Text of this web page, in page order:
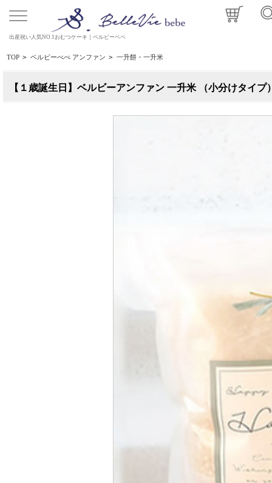
出産祝い人気NO.1おむつケーキ｜ベルビーベベ
TOP > ベルビーべべ アンファン > 一升餅・一升米
【１歳誕生日】ベルビーアンファン 一升米 （小分けタイプ